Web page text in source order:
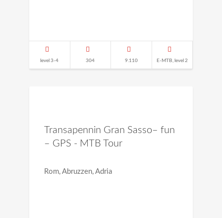
level 3-4 304 9.110 E-MTB, level 2
Transapennin Gran Sasso– fun
– GPS - MTB Tour
Rom, Abruzzen, Adria